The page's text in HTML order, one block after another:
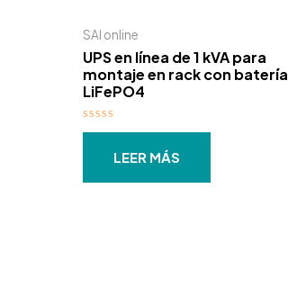
SAI online
UPS en línea de 1 kVA para
montaje en rack con batería
LiFePO4
Valorado
LEER MÁS